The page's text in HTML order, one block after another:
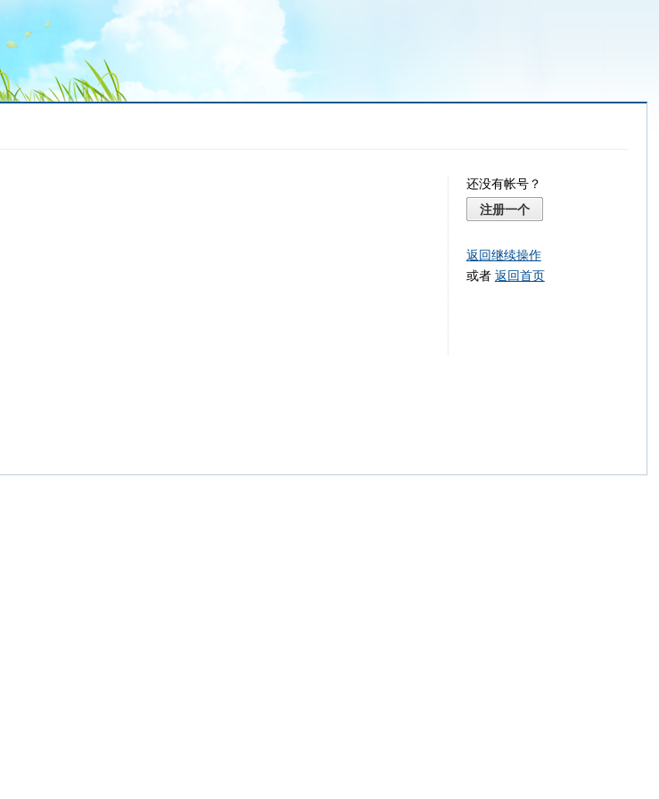
还没有帐号？
注册一个
返回继续操作
或者 返回首页